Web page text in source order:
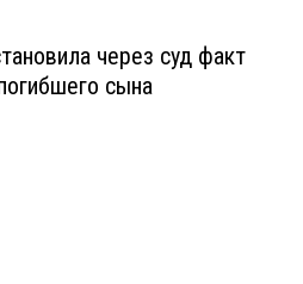
через суд факт
сына